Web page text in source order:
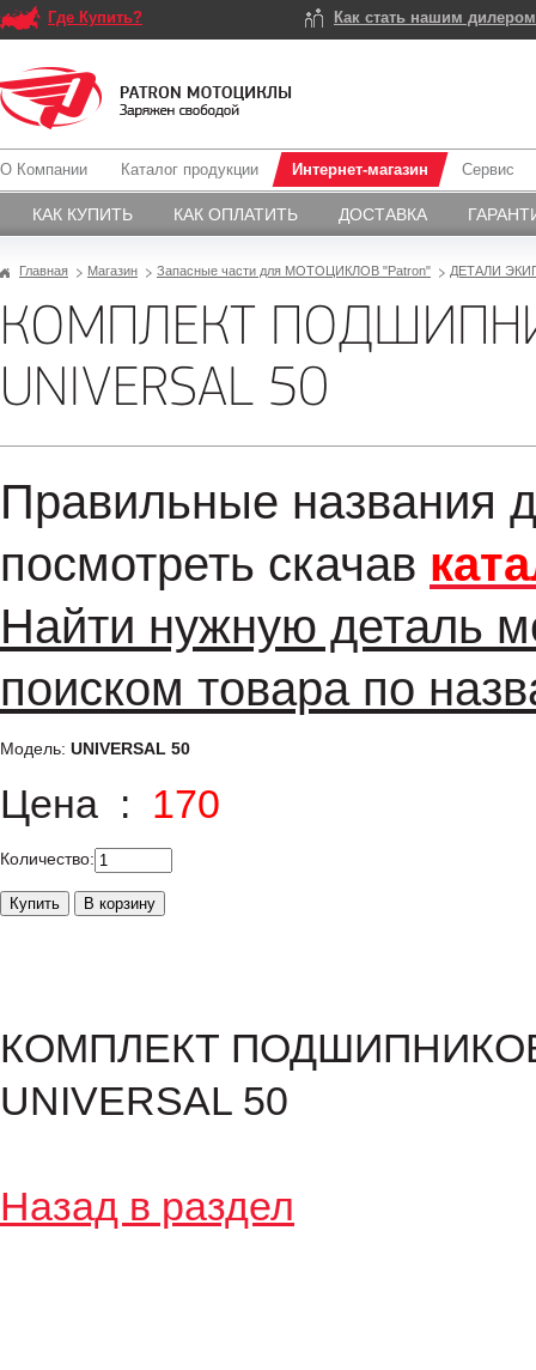
Где Купить? Как стать нашим
О Компании Каталог продукции Интернет-магазин
КАК КУПИТЬ КАК ОПЛАТИТЬ ДОСТАВКА
Сервис
Главная Магазин Запасные части для МОТОЦИКЛОВ "Patron" ДЕТАЛИ
КОМПЛЕКТ
UNIVERSAL 50
Правильные названия
посмотреть скачав
Найти нужную деталь
поиском товара по
Модель: UNIVERSAL 50
Цена : 170
Количество:
КОМПЛЕКТ
UNIVERSAL 50
Назад в раздел